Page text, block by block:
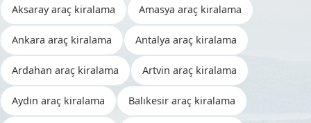
Aksaray araç kiralama Amasya araç kiralama
Ankara araç kiralama Antalya araç kiralama
Ardahan araç kiralama Artvin araç kiralama
Aydın araç kiralama Balıkesir araç kiralama